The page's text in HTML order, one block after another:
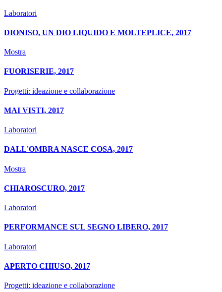
Laboratori
DIONISO, UN DIO LIQUIDO E MOLTEPLICE, 2017
Mostra
FUORISERIE, 2017
Progetti: ideazione e collaborazione
MAI VISTI, 2017
Laboratori
DALL'OMBRA NASCE COSA, 2017
Mostra
CHIAROSCURO, 2017
Laboratori
PERFORMANCE SUL SEGNO LIBERO, 2017
Laboratori
APERTO CHIUSO, 2017
Progetti: ideazione e collaborazione